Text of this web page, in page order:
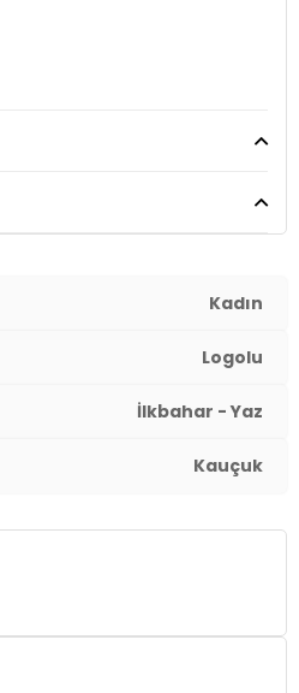
Kadın
Logolu
İlkbahar - Yaz
Kauçuk